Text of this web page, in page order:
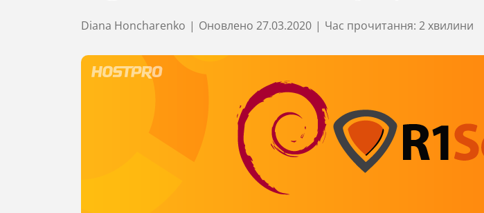
Diana Honcharenko | Оновлено 27.03.2020 | Час прочитання: 2 хвилини